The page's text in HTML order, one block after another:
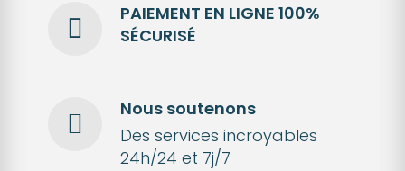
PAIEMENT EN LIGNE 100%
SÉCURISÉ
Nous soutenons
Des services incroyables
24h/24 et 7j/7